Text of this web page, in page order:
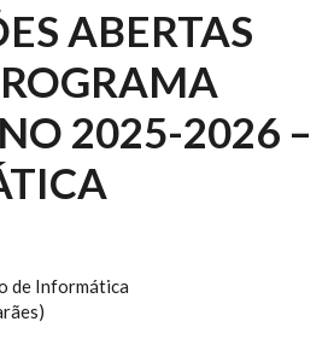
ABERTAS
2025-2026 –
de Informática